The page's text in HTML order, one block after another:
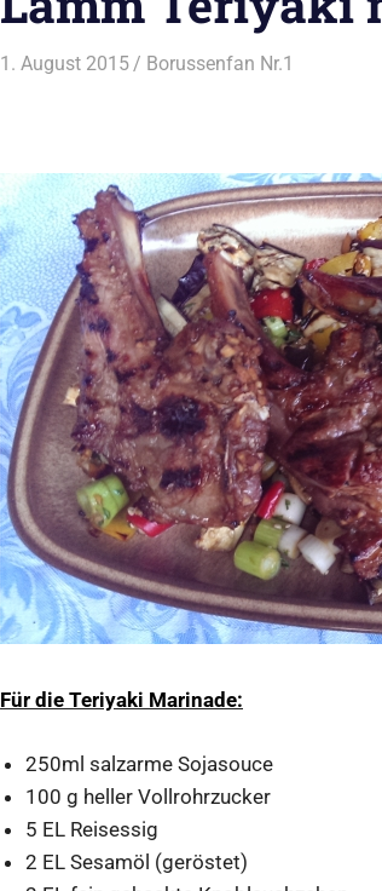
1. August 2015 Borussenfan Nr.1
Für die Teriyaki Marinade:
250ml salzarme Sojasouce
100 g heller Vollrohrzucker
5 EL Reisessig
2 EL Sesamöl (geröstet)